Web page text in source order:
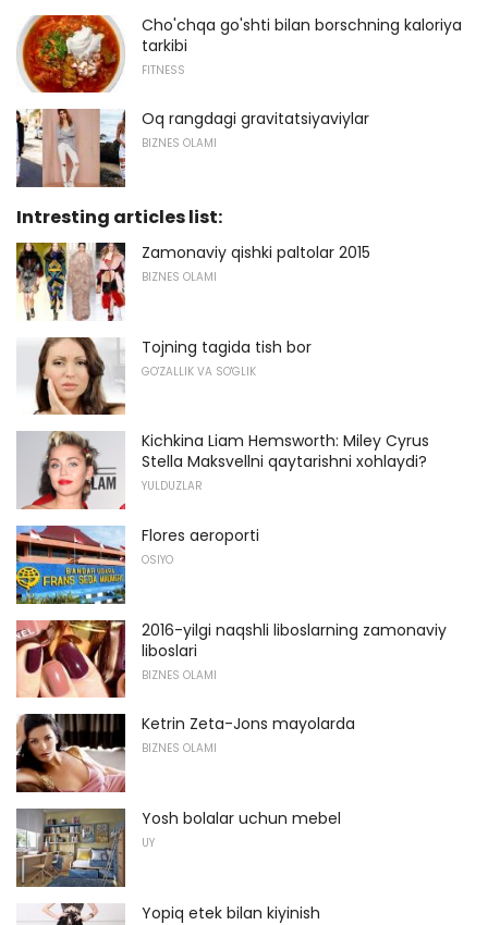
Cho'chqa go'shti bilan borschning kaloriya
tarkibi
FITNESS
Oq rangdagi gravitatsiyaviylar
BIZNES OLAMI
Intresting articles list:
Zamonaviy qishki paltolar 2015
BIZNES OLAMI
Tojning tagida tish bor
GO'ZALLIK VA SO'GLIK
Kichkina Liam Hemsworth: Miley Cyrus
Stella Maksvellni qaytarishni xohlaydi?
YULDUZLAR
Flores aeroporti
OSIYO
2016-yilgi naqshli liboslarning zamonaviy
liboslari
BIZNES OLAMI
Ketrin Zeta-Jons mayolarda
BIZNES OLAMI
Yosh bolalar uchun mebel
UY
Yopiq etek bilan kiyinish